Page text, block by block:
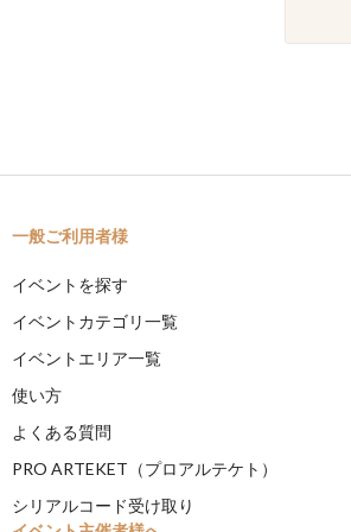
一般ご利用者様
イベントを探す
イベントカテゴリ一覧
イベントエリア一覧
使い方
よくある質問
PRO ARTEKET（プロアルテケト）
シリアルコード受け取り